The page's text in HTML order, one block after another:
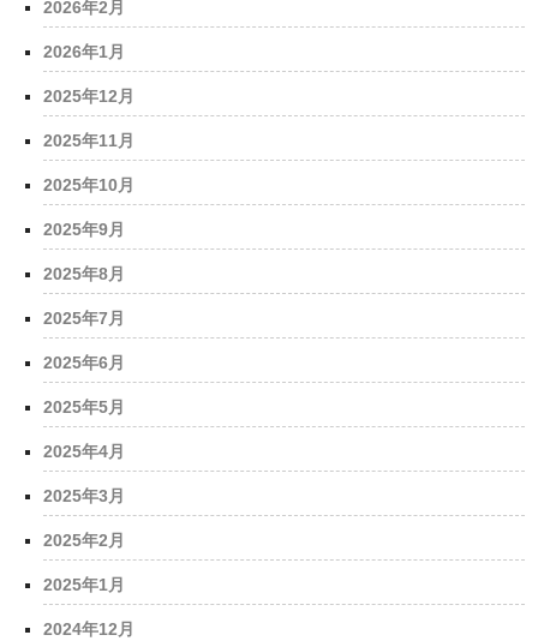
2026年2月
2026年1月
2025年12月
2025年11月
2025年10月
2025年9月
2025年8月
2025年7月
2025年6月
2025年5月
2025年4月
2025年3月
2025年2月
2025年1月
2024年12月